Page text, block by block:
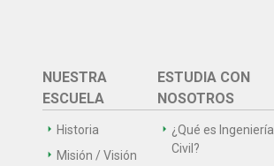
NUESTRA
ESCUELA
Historia
Misión / Visión
ESTUDIA CON
NOSOTROS
¿Qué es Ingeniería
Civil?